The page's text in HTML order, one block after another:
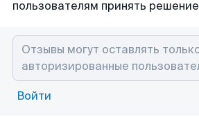
пользователям принять решение
Войти